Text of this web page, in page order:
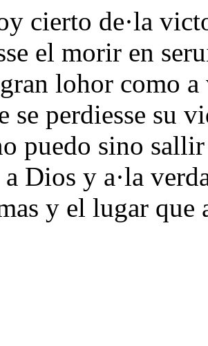
cierto de·la
el morir en
lohor como
se perdiesse su
puedo sino
Dios y a·la
y el lugar que